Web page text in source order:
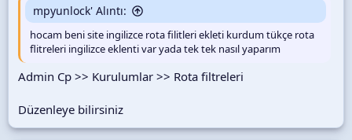
mpyunlock' Alıntı:
hocam beni site ingilizce rota filitleri ekleti kurdum tükçe rota
flitreleri ingilizce eklenti var yada tek tek nasıl yaparım
Admin Cp >> Kurulumlar >> Rota filtreleri
Düzenleye bilirsiniz